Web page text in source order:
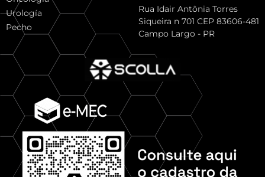
Urología
Pecho
Rua Idair Antônia Torres
Siqueira n 701 CEP 83606-481
Campo Largo - PR